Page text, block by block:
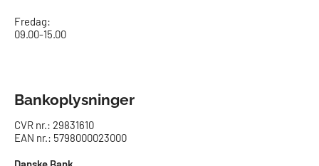
Fredag:
09.00-15.00
Bankoplysninger
CVR nr.: 29831610
EAN nr.: 5798000023000